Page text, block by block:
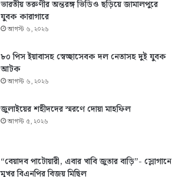
ভারতীয় তরুণীর অন্তরঙ্গ ভিডিও ছড়িয়ে জামালপুরে
যুবক কারাগারে
আগস্ট ৬, ২০২৬
৮০ পিস ইয়াবাসহ স্বেচ্ছাসেবক দল নেতাসহ দুই যুবক
আটক
আগস্ট ৬, ২০২৬
জুলাইয়ের শহীদদের স্মরণে দোয়া মাহফিল
আগস্ট ৫, ২০২৬
“বেয়াদব পাটোয়ারী, এবার খাবি জুতার বাড়ি”- স্লোগানে
মুখর বিএনপির বিজয় মিছিল